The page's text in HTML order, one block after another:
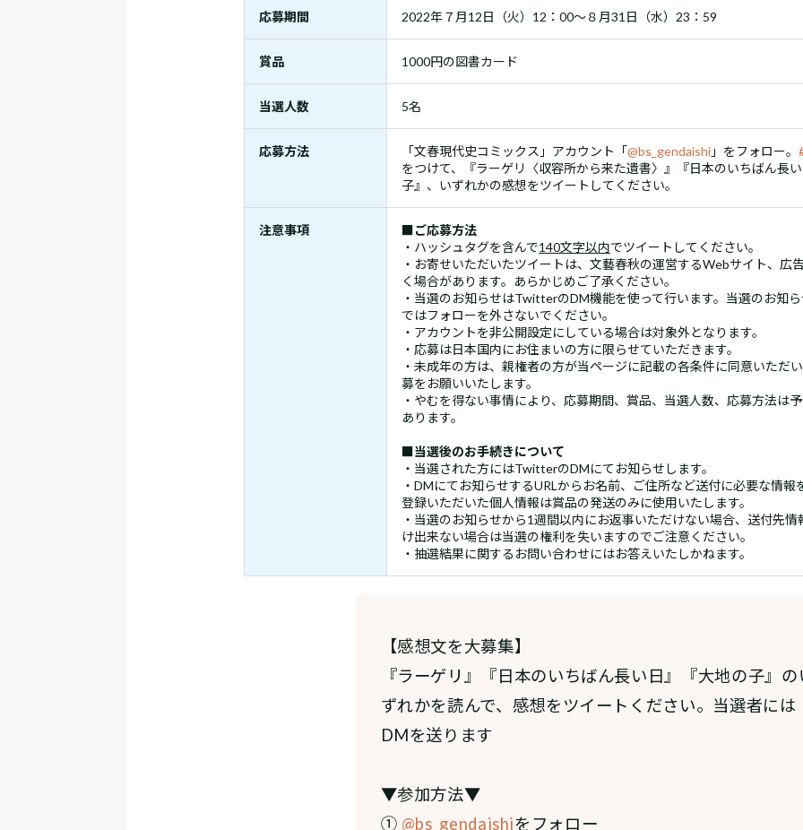
応募期間 2022年７月12日（火）12：00～８月31日（水）23：59
賞品 1000円の図書カード
当選人数 5名
応募方法 「文春現代史コミックス」アカウント「@bs_gendaishi」をフォロー。
をつけて、『ラーゲリ〈収容所から来た遺書〉』『日本のいちばん長
子』、いずれかの感想をツイートしてください。
注意事項
■ご応募方法
・ハッシュタグを含んで140文字以内でツイートしてください。
・お寄せいただいたツイートは、文藝春秋の運営するWebサイト、広
く場合があります。あらかじめご了承ください。
・当選のお知らせはTwitterのDM機能を使って行います。当選のお知
ではフォローを外さないでください。
・アカウントを非公開設定にしている場合は対象外となります。
・応募は日本国内にお住まいの方に限らせていただきます。
・未成年の方は、親権者の方が当ページに記載の各条件に同意いただ
募をお願いいたします。
・やむを得ない事情により、応募期間、賞品、当選人数、応募方法は
あります。
■当選後のお手続きについて
・当選された方にはTwitterのDMにてお知らせします。
・DMにてお知らせするURLからお名前、ご住所など送付に必要な情報
登録いただいた個人情報は賞品の発送のみに使用いたします。
・当選のお知らせから1週間以内にお返事いただけない場合、送付先
け出来ない場合は当選の権利を失いますのでご注意ください。
・抽選結果に関するお問い合わせにはお答えいたしかねます。
【感想文を大募集】
『ラーゲリ』『日本のいちばん長い日』『大地の子』の
ずれかを読んで、感想をツイートください。当選者には
DMを送ります
▼参加方法▼
① @bs_gendaishiをフォロー